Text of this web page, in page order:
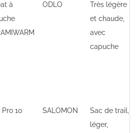
à
ODLO
Très légère
et chaude,
avec
capuche
Pro 10
SALOMON
Sac de trail,
léger,